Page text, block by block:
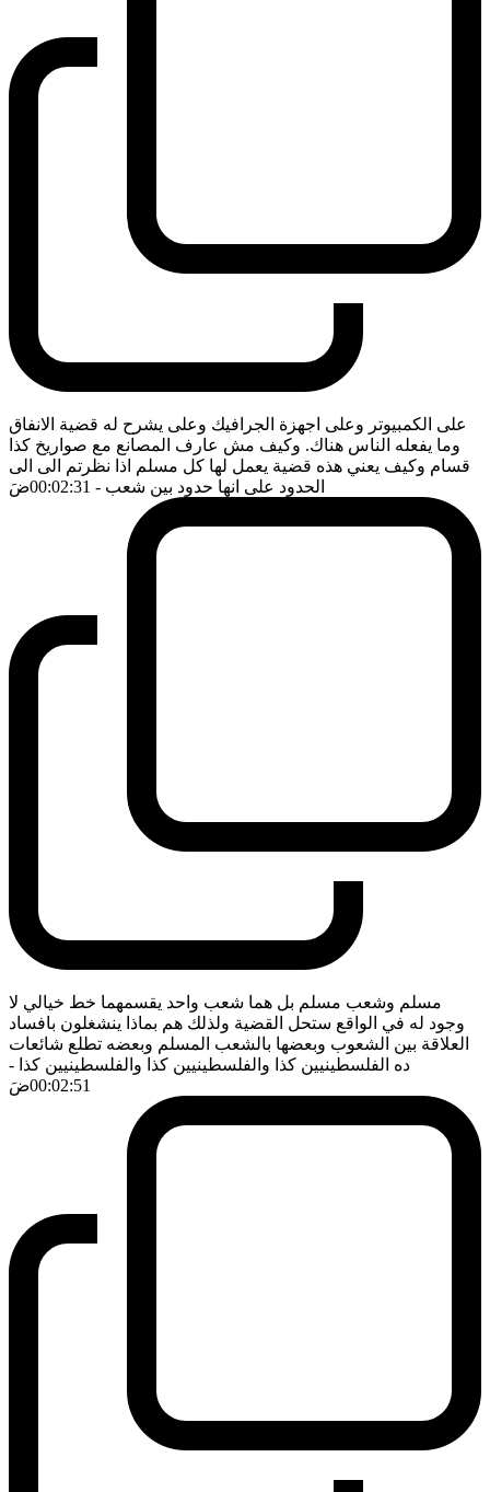
على الكمبيوتر وعلى اجهزة الجرافيك وعلى يشرح له قضية الانفاق
وما يفعله الناس هناك. وكيف مش عارف المصانع مع صواريخ كذا
قسام وكيف يعني هذه قضية يعمل لها كل مسلم اذا نظرتم الى الى
الحدود على انها حدود بين شعب - 00:02:31 ضَ
مسلم وشعب مسلم بل هما شعب واحد يقسمهما خط خيالي لا
وجود له في الواقع ستحل القضية ولذلك هم بماذا ينشغلون بافساد
العلاقة بين الشعوب وبعضها بالشعب المسلم وبعضه تطلع شائعات
ده الفلسطينيين كذا والفلسطينيين كذا والفلسطينيين كذا -
00:02:51ضَ